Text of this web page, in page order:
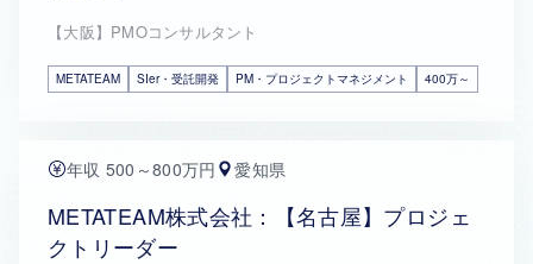
【大阪】PMOコンサルタント
METATEAM SIer・受託開発 PM・プロジェクトマネジメント 400万～
年収 500～800万円 愛知県
METATEAM株式会社：【名古屋】プロジェ
クトリーダー